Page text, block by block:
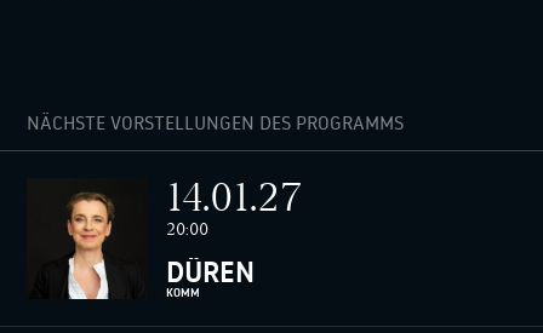
NÄCHSTE VORSTELLUNGEN DES PROGRAMMS
14.01.27
20:00
DÜREN
KOMM